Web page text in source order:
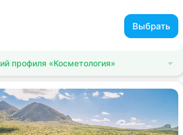
Выбрать
профиля «Косметология»